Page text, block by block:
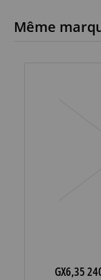
Même
GX6,35